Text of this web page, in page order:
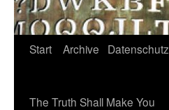
Start Archive Datenschutz
The Truth Shall Make You